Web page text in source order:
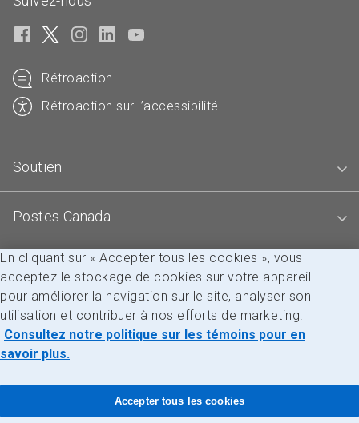
Rétroaction
Rétroaction sur l’accessibilité
Soutien
Postes Canada
Blogues
Accessibilité Avis juridiques
Confidentialité
Recherche
En cliquant sur « Accepter tous les cookies », vous
acceptez le stockage de cookies sur votre appareil
pour améliorer la navigation sur le site, analyser son
utilisation et contribuer à nos efforts de marketing.
Consultez notre politique sur les témoins pour en
savoir plus.
Accepter tous les cookies